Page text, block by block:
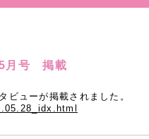
5月号 掲載
ビューが掲載されました。